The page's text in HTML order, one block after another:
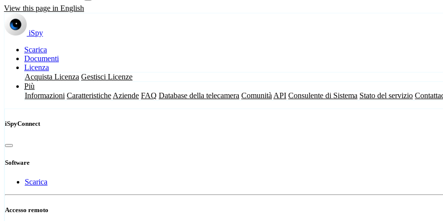
View this page in English
iSpy
Scarica
Documenti
Licenza
Acquista Licenza Gestisci Licenze
Più
Informazioni Caratteristiche Aziende FAQ Database della telecamera Comunità API Consulente di Sistema Stato del servizio
iSpyConnect
Software
Scarica
Accesso remoto